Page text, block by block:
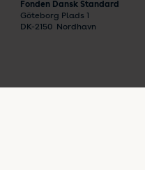
Fonden Dansk Standard
Göteborg Plads 1
DK-2150 Nordhavn